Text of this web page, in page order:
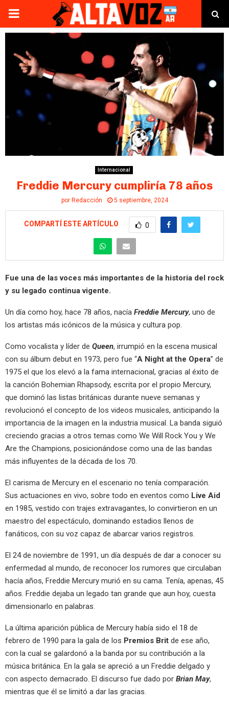
PRIMARY
Internacional
Freddie Mercury cumpliría 78 años
por Redacción 5 septiembre, 2024
COMPARTÍ ESTE ARTÍCULO 0
Fue una de las voces más importantes de la historia del rock
y su legado continua vigente.
Un día como hoy, hace 78 años, nacía Freddie Mercury, uno de
los artistas más icónicos de la música y cultura pop.
Como vocalista y líder de Queen, irrumpió en la escena musical
con su álbum debut en 1973, pero fue “A Night at the Opera” de
1975 el que los elevó a la fama internacional, gracias al éxito de
la canción Bohemian Rhapsody, escrita por el propio Mercury,
que dominó las listas británicas durante nueve semanas y
revolucionó el concepto de los videos musicales, anticipando la
importancia de la imagen en la industria musical. La banda siguió
creciendo gracias a otros temas como We Will Rock You y We
Are the Champions, posicionándose como una de las bandas
más influyentes de la década de los 70.
El carisma de Mercury en el escenario no tenía comparación.
Sus actuaciones en vivo, sobre todo en eventos como Live Aid
en 1985, vestido con trajes extravagantes, lo convirtieron en un
maestro del espectáculo, dominando estadios llenos de
fanáticos, con su voz capaz de abarcar varios registros.
El 24 de noviembre de 1991, un día después de dar a conocer su
enfermedad al mundo, de reconocer los rumores que circulaban
hacía años, Freddie Mercury murió en su cama. Tenía, apenas, 45
años. Freddie dejaba un legado tan grande que aun hoy, cuesta
dimensionarlo en palabras.
La última aparición pública de Mercury había sido el 18 de
febrero de 1990 para la gala de los Premios Brit de ese año,
con la cual se galardonó a la banda por su contribución a la
música británica. En la gala se apreció a un Freddie delgado y
con aspecto demacrado. El discurso fue dado por Brian May,
mientras que él se limitó a dar las gracias.